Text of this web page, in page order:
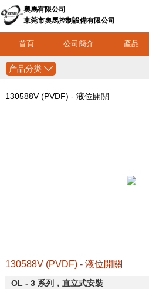
奧馬有限公司
東莞市奧馬控制設備有限公司
首頁 公司簡介 產品
产品分类
130588V (PVDF) - 液位開關
130588V (PVDF) - 液位開關
OL - 3 系列，直立式安裝